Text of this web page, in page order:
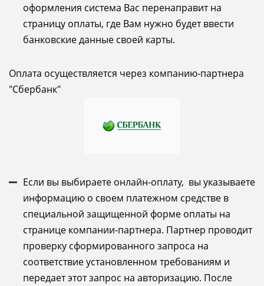
оформления система Вас перенаправит на
страницу оплаты, где Вам нужно будет ввести
банковские данные своей карты.
Оплата осуществляется через компанию-партнера
"Сбербанк"
Если вы выбираете онлайн-оплату, вы указываете
информацию о своем платежном средстве в
специальной защищенной форме оплаты на
странице компании-партнера. Партнер проводит
проверку сформированного запроса на
соответствие установленном требованиям и
передает этот запрос на авторизацию. После